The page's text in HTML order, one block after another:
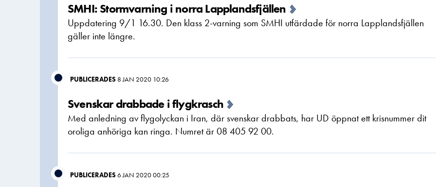
SMHI: Stormvarning i norra Lapplandsfjällen
Uppdatering 9/1 16.30. Den klass 2-varning som SMHI utfärdade för norra Lapplandsfjällen
gäller inte längre.
PUBLICERADES 8 JAN 2020 10:26
Svenskar drabbade i flygkrasch
Med anledning av flygolyckan i Iran, där svenskar drabbats, har UD öppnat ett krisnummer dit
oroliga anhöriga kan ringa. Numret är 08 405 92 00.
PUBLICERADES6 JAN 2020 00:25